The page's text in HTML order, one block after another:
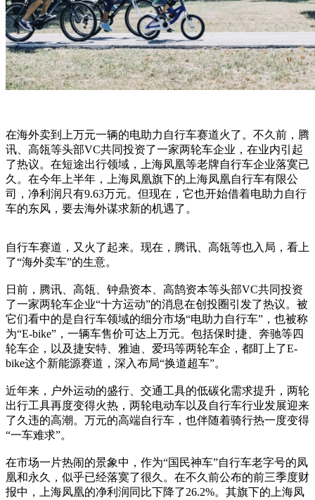
在海外卖到上万元一辆的电助力自行车赛道火了。不久前，腾
讯、高瓴等头部VC共同投资了一家两轮车企业，在业内引起
了热议。在短途出行领域，上海凤凰等老牌自行车企业落寞已
久。在今年上半年，上海凤凰旗下的上海凤凰自行车有限公
司，净利润只有9.63万元。但现在，它也开始借着电助力自行
车的东风，要去海外谋求新的机遇了。
自行车赛道，又火了起来。现在，腾讯、高瓴等也入局，看上
了“海外卖车”的生意。
日前，腾讯、高瓴、钟鼎资本、高鹄资本等头部VC共同投资
了一家两轮车企业“十方运动”的消息在创投圈引发了热议。被
它们看中的是自行车领域的细分市场“电助力自行车”，也被称
为“E-bike”，一辆车售价可达上万元。包括保时捷、奔驰等四
轮车企，以及捷安特、雅迪、爱玛等两轮车企，都盯上了E-
bike这个新能源赛道，深入布局“换道超车”。
近年来，户外运动的盛行、交通工具的低碳化需求提升，两轮
出行工具再度变得火热，两轮电动车以及自行车行业发展迎来
了久违的高潮。万元的高端自行车，也伴随着骑行热一度变得
“一车难求”。
在市场一片热闹的景象中，作为“国民神车”自行车老字号的凤
凰和永久，似乎已经落寞了很久。在不久前公布的前三季度财
报中，上海凤凰的净利润同比下降了26.2%。其旗下的上海凤